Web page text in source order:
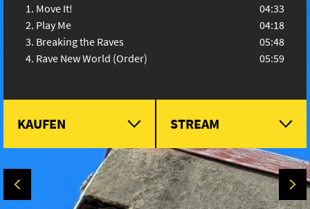
Move It!
04:33
Play Me
04:18
Breaking the Raves
05:48
Rave New World (Order)
05:59
KAUFEN STREAM